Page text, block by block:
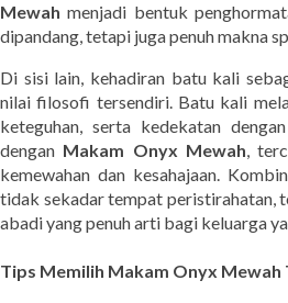
Mewah menjadi bentuk
dipandang, tetapi juga penuh makna
Di sisi lain, kehadiran batu kali
nilai filosofi tersendiri. Batu kali
keteguhan, serta kedekatan
dengan Makam Onyx Mewah,
kemewahan dan kesahajaan.
tidak sekadar tempat peristirahatan,
abadi yang penuh arti bagi keluarga
Tips Memilih Makam Onyx Mewah